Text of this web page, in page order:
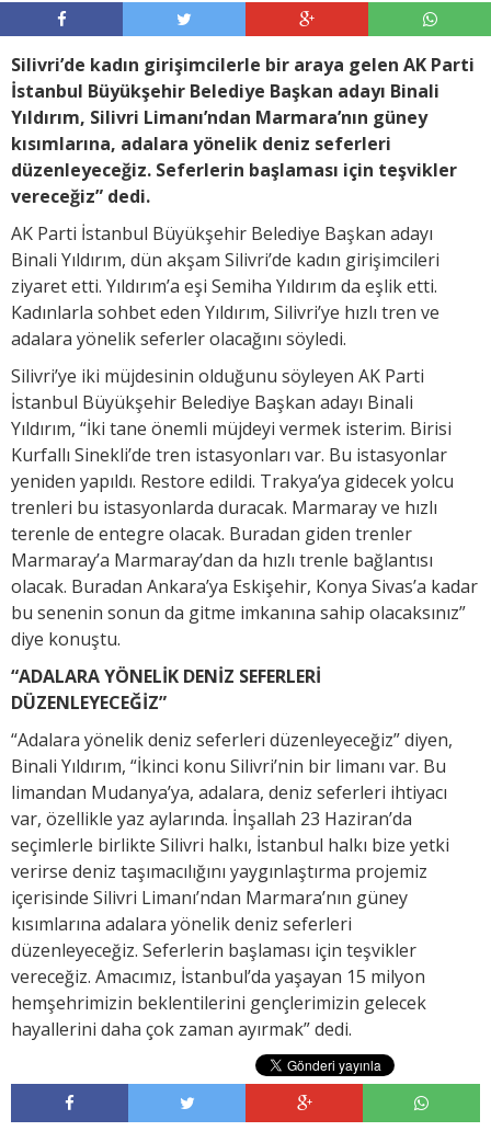
Silivri’de kadın girişimcilerle bir araya gelen AK Parti
İstanbul Büyükşehir Belediye Başkan adayı Binali
Yıldırım, Silivri Limanı’ndan Marmara’nın güney
kısımlarına, adalara yönelik deniz seferleri
düzenleyeceğiz. Seferlerin başlaması için teşvikler
vereceğiz” dedi.
AK Parti İstanbul Büyükşehir Belediye Başkan adayı
Binali Yıldırım, dün akşam Silivri’de kadın girişimcileri
ziyaret etti. Yıldırım’a eşi Semiha Yıldırım da eşlik etti.
Kadınlarla sohbet eden Yıldırım, Silivri’ye hızlı tren ve
adalara yönelik seferler olacağını söyledi.
Silivri’ye iki müjdesinin olduğunu söyleyen AK Parti
İstanbul Büyükşehir Belediye Başkan adayı Binali
Yıldırım, “İki tane önemli müjdeyi vermek isterim. Birisi
Kurfallı Sinekli’de tren istasyonları var. Bu istasyonlar
yeniden yapıldı. Restore edildi. Trakya’ya gidecek yolcu
trenleri bu istasyonlarda duracak. Marmaray ve hızlı
terenle de entegre olacak. Buradan giden trenler
Marmaray’a Marmaray’dan da hızlı trenle bağlantısı
olacak. Buradan Ankara’ya Eskişehir, Konya Sivas’a kadar
bu senenin sonun da gitme imkanına sahip olacaksınız”
diye konuştu.
“ADALARA YÖNELİK DENİZ SEFERLERİ
DÜZENLEYECEĞİZ”
“Adalara yönelik deniz seferleri düzenleyeceğiz” diyen,
Binali Yıldırım, “İkinci konu Silivri’nin bir limanı var. Bu
limandan Mudanya’ya, adalara, deniz seferleri ihtiyacı
var, özellikle yaz aylarında. İnşallah 23 Haziran’da
seçimlerle birlikte Silivri halkı, İstanbul halkı bize yetki
verirse deniz taşımacılığını yaygınlaştırma projemiz
içerisinde Silivri Limanı’ndan Marmara’nın güney
kısımlarına adalara yönelik deniz seferleri
düzenleyeceğiz. Seferlerin başlaması için teşvikler
vereceğiz. Amacımız, İstanbul’da yaşayan 15 milyon
hemşehrimizin beklentilerini gençlerimizin gelecek
hayallerini daha çok zaman ayırmak” dedi.